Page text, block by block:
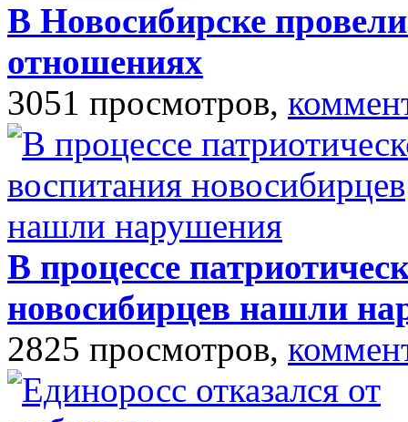
В Новосибирске
отношениях
3051 просмотров,
В процессе
новосибирцев нашли
2825 просмотров,